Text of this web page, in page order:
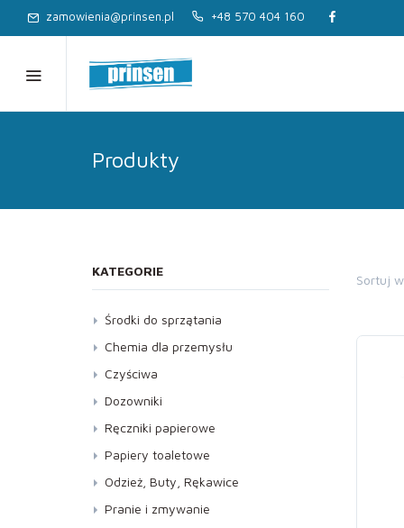
zamowienia@prinsen.pl +48 570 404 160
Produkty
Sortuj
KATEGORIE
Środki do sprzątania
Dezynfekcja
Kostka brukowa, Elewacja
Kuchnia
Lustra, Szyby
Meble
Podłogi
Specjalistyczne
Chemia dla przemysłu
Czyściwa
Dozowniki
Ręczniki papierowe
Do dozowników AUTOCUT
Kuchenne
Składane ZZ
Papiery toaletowe
Jumbo
Standard
Odzież, Buty, Rękawice
Buty
Pranie i zmywanie